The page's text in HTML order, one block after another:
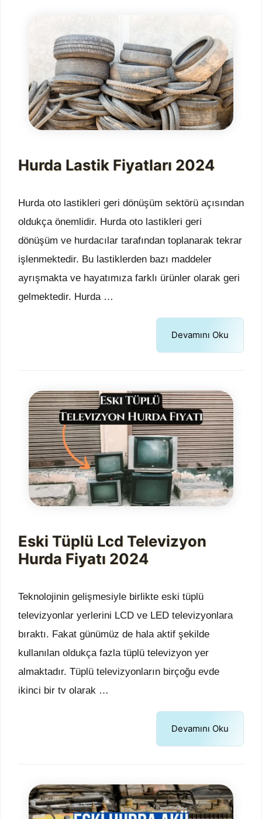
Hurda Lastik Fiyatları 2024
Hurda oto lastikleri geri dönüşüm sektörü açısından
oldukça önemlidir. Hurda oto lastikleri geri
dönüşüm ve hurdacılar tarafından toplanarak tekrar
işlenmektedir. Bu lastiklerden bazı maddeler
ayrışmakta ve hayatımıza farklı ürünler olarak geri
gelmektedir. Hurda …
Devamını Oku
Eski Tüplü Lcd Televizyon
Hurda Fiyatı 2024
Teknolojinin gelişmesiyle birlikte eski tüplü
televizyonlar yerlerini LCD ve LED televizyonlara
bıraktı. Fakat günümüz de hala aktif şekilde
kullanılan oldukça fazla tüplü televizyon yer
almaktadır. Tüplü televizyonların birçoğu evde
ikinci bir tv olarak …
Devamını Oku